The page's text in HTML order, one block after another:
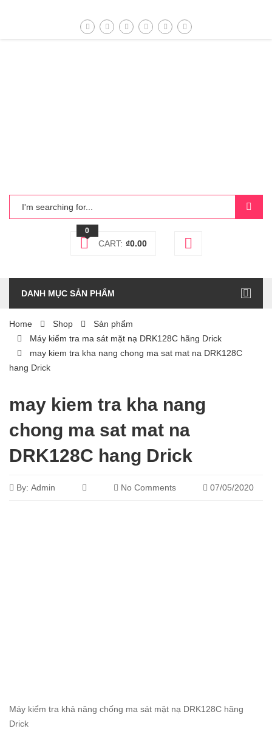
0
CART: ₫0.00
DANH MỤC SẢN PHẨM
Home Shop
Sản phẩm
Máy kiểm tra ma sát mặt nạ DRK128C hãng Drick
may kiem tra kha nang chong ma sat mat na DRK128C
hang Drick
may kiem tra kha nang
chong ma sat mat na
DRK128C hang Drick
By: Admin No Comments 07/05/2020
Máy kiểm tra khả năng chống ma sát mặt nạ DRK128C hãng
Drick